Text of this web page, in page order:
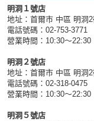
明洞１號店
地址：首爾市 中區 明洞
電話號碼：02-753-3771
營業時間：10:30～22:30
明洞２號店
地址：首爾市 中區 明洞
電話號碼：02-318-0475
營業時間：10:30～22:30
明洞５號店